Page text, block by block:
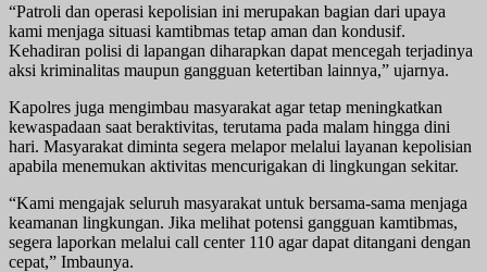
“Patroli dan operasi kepolisian ini merupakan bagian dari upaya
kami menjaga situasi kamtibmas tetap aman dan kondusif.
Kehadiran polisi di lapangan diharapkan dapat mencegah terjadinya
aksi kriminalitas maupun gangguan ketertiban lainnya,” ujarnya.
Kapolres juga mengimbau masyarakat agar tetap meningkatkan
kewaspadaan saat beraktivitas, terutama pada malam hingga dini
hari. Masyarakat diminta segera melapor melalui layanan kepolisian
apabila menemukan aktivitas mencurigakan di lingkungan sekitar.
“Kami mengajak seluruh masyarakat untuk bersama-sama menjaga
keamanan lingkungan. Jika melihat potensi gangguan kamtibmas,
segera laporkan melalui call center 110 agar dapat ditangani dengan
cepat,” Imbaunya.